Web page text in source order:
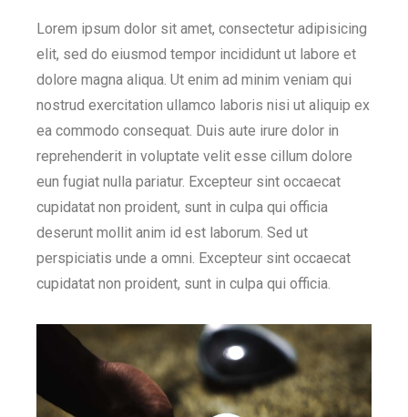
Lorem ipsum dolor sit amet, consectetur adipisicing
elit, sed do eiusmod tempor incididunt ut labore et
dolore magna aliqua. Ut enim ad minim veniam qui
nostrud exercitation ullamco laboris nisi ut aliquip ex
ea commodo consequat. Duis aute irure dolor in
reprehenderit in voluptate velit esse cillum dolore
eun fugiat nulla pariatur. Excepteur sint occaecat
cupidatat non proident, sunt in culpa qui officia
deserunt mollit anim id est laborum. Sed ut
perspiciatis unde a omni. Excepteur sint occaecat
cupidatat non proident, sunt in culpa qui officia.